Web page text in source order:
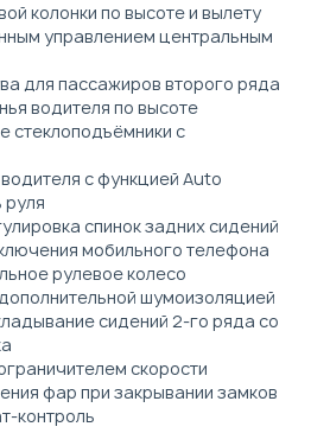
колонки по высоте и вылету
управлением центральным
для пассажиров второго ряда
водителя по высоте
стеклоподъёмники с
с функцией Auto
руля
спинок задних сидений
мобильного телефона
рулевое колесо
шумоизоляцией
сидений 2-го ряда со
скорости
фар при закрывании замков
контроль